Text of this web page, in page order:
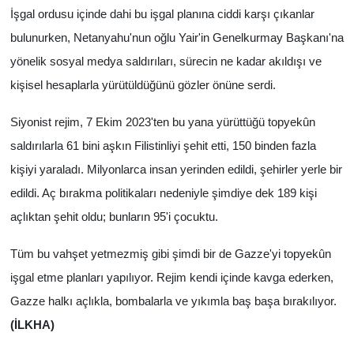
İşgal ordusu içinde dahi bu işgal planına ciddi karşı çıkanlar
bulunurken, Netanyahu'nun oğlu Yair'in Genelkurmay Başkanı'na
yönelik sosyal medya saldırıları, sürecin ne kadar akıldışı ve
kişisel hesaplarla yürütüldüğünü gözler önüne serdi.
Siyonist rejim, 7 Ekim 2023'ten bu yana yürüttüğü topyekûn
saldırılarla 61 bini aşkın Filistinliyi şehit etti, 150 binden fazla
kişiyi yaraladı. Milyonlarca insan yerinden edildi, şehirler yerle bir
edildi. Aç bırakma politikaları nedeniyle şimdiye dek 189 kişi
açlıktan şehit oldu; bunların 95'i çocuktu.
Tüm bu vahşet yetmezmiş gibi şimdi bir de Gazze'yi topyekûn
işgal etme planları yapılıyor. Rejim kendi içinde kavga ederken,
Gazze halkı açlıkla, bombalarla ve yıkımla baş başa bırakılıyor.
(İLKHA)